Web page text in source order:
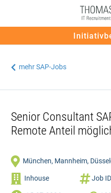
 mehr SAP-Jobs
Senior Consultant
Remote Anteil
 München, Mannheim,
 Inhouse Job